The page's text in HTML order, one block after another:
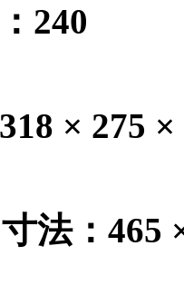
240
318 × 275
法： 465